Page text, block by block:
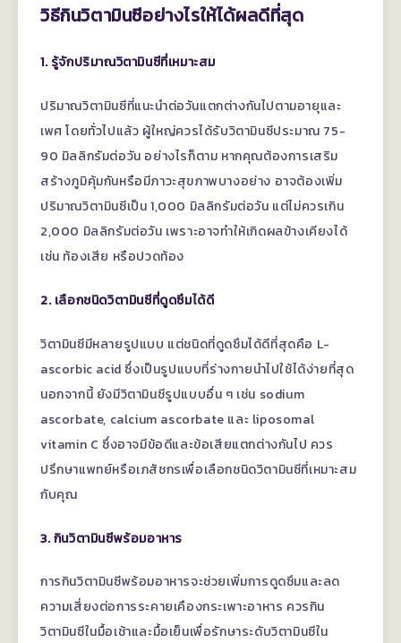
วิธีกินวิตามินซีอย่างไรให้ได้ผลดีที่สุด
1. รู้จักปริมาณวิตามินซีที่เหมาะสม
ปริมาณวิตามินซีที่แนะนำต่อวันแตกต่างกันไปตามอายุและ
เพศ โดยทั่วไปแล้ว ผู้ใหญ่ควรได้รับวิตามินซีประมาณ 75-
90 มิลลิกรัมต่อวัน อย่างไรก็ตาม หากคุณต้องการเสริม
สร้างภูมิคุ้มกันหรือมีภาวะสุขภาพบางอย่าง อาจต้องเพิ่ม
ปริมาณวิตามินซีเป็น 1,000 มิลลิกรัมต่อวัน แต่ไม่ควรเกิน
2,000 มิลลิกรัมต่อวัน เพราะอาจทำให้เกิดผลข้างเคียงได้
เช่น ท้องเสีย หรือปวดท้อง
2. เลือกชนิดวิตามินซีที่ดูดซึมได้ดี
วิตามินซีมีหลายรูปแบบ แต่ชนิดที่ดูดซึมได้ดีที่สุดคือ L-
ascorbic acid ซึ่งเป็นรูปแบบที่ร่างกายนำไปใช้ได้ง่ายที่สุด
นอกจากนี้ ยังมีวิตามินซีรูปแบบอื่น ๆ เช่น sodium
ascorbate, calcium ascorbate และ liposomal
vitamin C ซึ่งอาจมีข้อดีและข้อเสียแตกต่างกันไป ควร
ปรึกษาแพทย์หรือเภสัชกรเพื่อเลือกชนิดวิตามินซีที่เหมาะสม
กับคุณ
3. กินวิตามินซีพร้อมอาหาร
การกินวิตามินซีพร้อมอาหารจะช่วยเพิ่มการดูดซึมและลด
ความเสี่ยงต่อการระคายเคืองกระเพาะอาหาร ควรกิน
วิตามินซีในมื้อเช้าและมื้อเย็นเพื่อรักษาระดับวิตามินซีใน